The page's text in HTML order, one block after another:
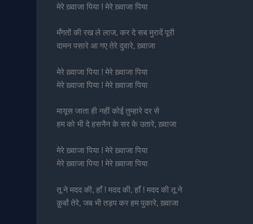
मेरे ख़्वाजा पिया ! मेरे ख़्वाजा पिया
मँगतों की रख ले लाज, कर दे सब मुरादें पूरी
दामन पसारे आ गए तेरे दुवारे, ख़्वाजा
मेरे ख़्वाजा पिया ! मेरे ख़्वाजा पिया
मेरे ख़्वाजा पिया ! मेरे ख़्वाजा पिया
मायूस जाता ही नहीं कोई तुम्हारे दर से
हम को भी दे हसनैन के सर के उतारे, ख़्वाजा
मेरे ख़्वाजा पिया ! मेरे ख़्वाजा पिया
मेरे ख़्वाजा पिया ! मेरे ख़्वाजा पिया
तू ने मदद की, हाँ ! मदद की, हाँ ! मदद की तू ने
क़ुर्बां तेरे, जब भी तड़प कर हम पुकारे, ख़्वाजा